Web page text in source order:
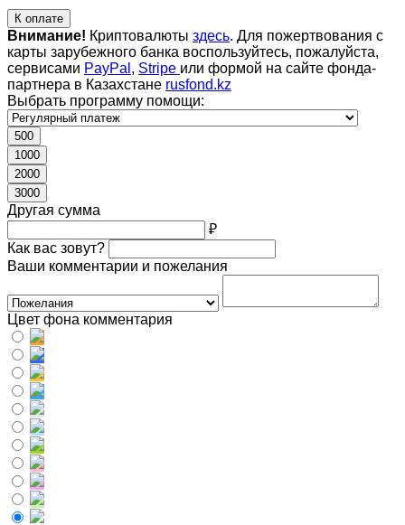
К оплате
Внимание! Криптовалюты здесь. Для пожертвования с
карты зарубежного банка воспользуйтесь, пожалуйста,
сервисами PayPal , Stripe или формой на сайте фонда-
партнера в Казахстане rusfond.kz
Выбрать программу помощи:
500
1000
2000
3000
Другая сумма
₽
Как вас зовут?
Ваши комментарии и пожелания
Цвет фона комментария